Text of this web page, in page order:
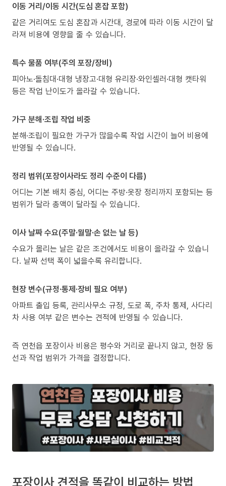
이동 거리/이동 시간(도심 혼잡 포함)
같은 거리여도 도심 혼잡과 시간대, 경로에 따라 이동 시간이 달
라져 비용에 영향을 줄 수 있습니다.
특수 물품 여부(주의 포장/장비)
피아노·돌침대·대형 냉장고·대형 유리장·와인셀러·대형 캣타워
등은 작업 난이도가 올라갈 수 있습니다.
가구 분해·조립 작업 비중
분해·조립이 필요한 가구가 많을수록 작업 시간이 늘어 비용에
반영될 수 있습니다.
정리 범위(포장이사라도 정리 수준이 다름)
어디는 기본 배치 중심, 어디는 주방·옷장 정리까지 포함되는 등
범위가 달라 총액이 달라질 수 있습니다.
이사 날짜 수요(주말·월말·손 없는 날 등)
수요가 몰리는 날은 같은 조건에서도 비용이 올라갈 수 있습니
다. 날짜 선택 폭이 넓을수록 유리합니다.
현장 변수(규정·통제·장비 필요 여부)
아파트 출입 등록, 관리사무소 규정, 도로 폭, 주차 통제, 사다리
차 사용 여부 같은 변수는 견적에 반영될 수 있습니다.
즉 연천읍 포장이사 비용은 평수와 거리로 끝나지 않고, 현장 동
선과 작업 범위가 가격을 결정합니다.
포장이사 견적을 똑같이 비교하는 방법